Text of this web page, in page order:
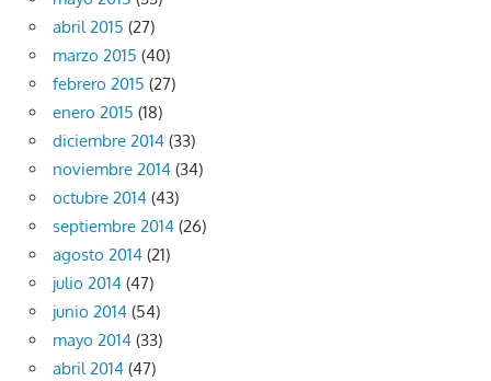
abril 2015 (27)
marzo 2015 (40)
febrero 2015 (27)
enero 2015 (18)
diciembre 2014 (33)
noviembre 2014 (34)
octubre 2014 (43)
septiembre 2014 (26)
agosto 2014 (21)
julio 2014 (47)
junio 2014 (54)
mayo 2014 (33)
abril 2014 (47)